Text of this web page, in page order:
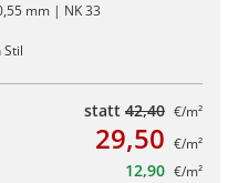
mm | NK 33
statt 42,40 €/m²
29,50 €/m²
12,90 €/m²